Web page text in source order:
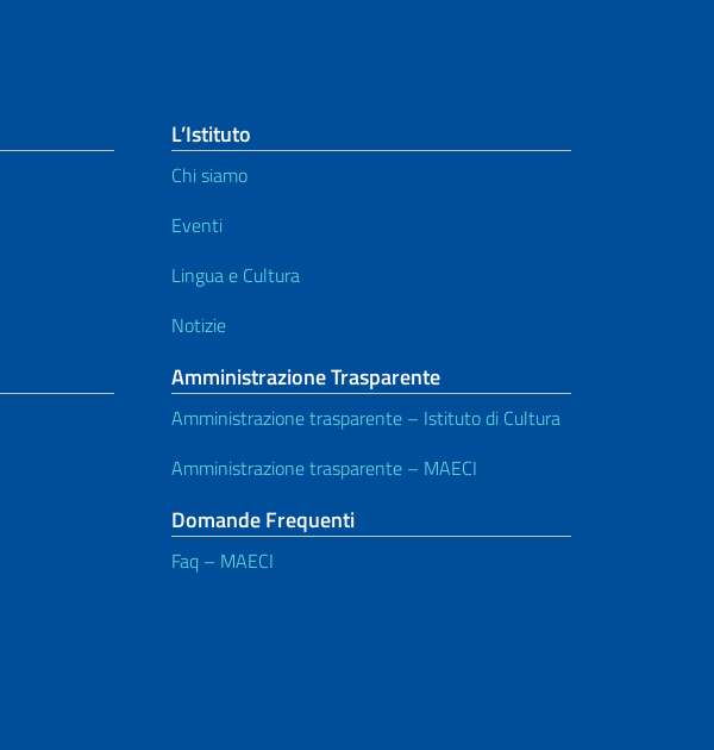
L’Istituto
Chi siamo
Eventi
Lingua e Cultura
Notizie
Amministrazione Trasparente
Amministrazione trasparente – Istituto di Cultura
Amministrazione trasparente – MAECI
Domande Frequenti
Faq – MAECI